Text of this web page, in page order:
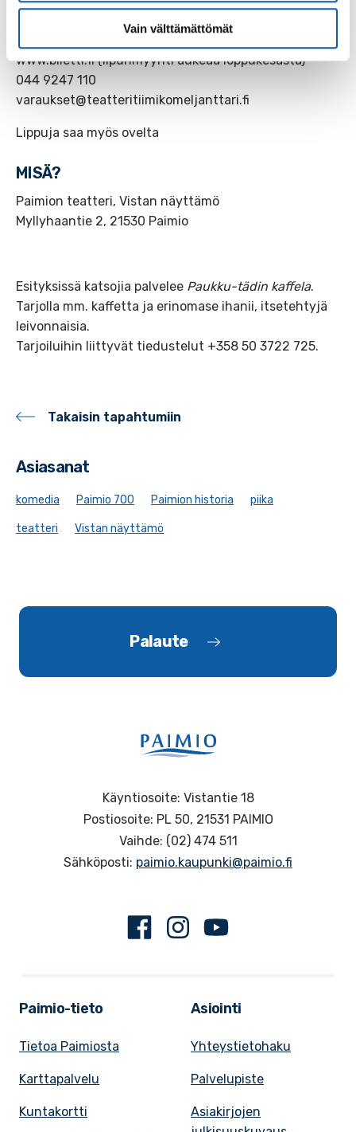
Vain välttämättömät
MIST SAA LIPUI?
www.biletti.fi (lipunmyynti aukeaa loppukesästä)
044 9247 110
varaukset@teatteritiimikomeljanttari.fi
Lippuja saa myös ovelta
MISÄ?
Paimion teatteri, Vistan näyttämö
Myllyhaantie 2, 21530 Paimio
Esityksissä katsojia palvelee Paukku-tädin kaffela.
Tarjolla mm. kaffetta ja erinomase ihanii, itsetehtyjä
leivonnaisia.
Tarjoiluihin liittyvät tiedustelut +358 50 3722 725.
Takaisin tapahtumiin
Asiasanat
komedia Paimio 700 Paimion historia piika
teatteri Vistan näyttämö
Palaute
Käyntiosoite: Vistantie 18
Postiosoite: PL 50, 21531 PAIMIO
Vaihde: (02) 474 511
Sähköposti: paimio.kaupunki@paimio.fi
FacebookInstagram
Paimio-tieto
Tietoa Paimiosta
Karttapalvelu
Kuntakortti
Asiointi
Yhteystietohaku
Palvelupiste
Asiakirjojen